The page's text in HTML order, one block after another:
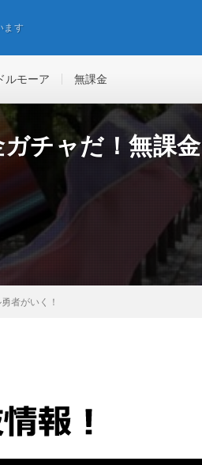
ます
ルモーア 無課金
チャだ！無課金
者がいく！